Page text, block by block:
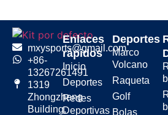
partidos. Perfecta tanto
individuales como para
esta raqueta ofrece una
experiencia de nivel
que elevará tu juego,
a mejorar tu técnica y a
máximo de cada partido.
mxysports@gmail.com
+86-
13267261491
1319
Zhongzheng
Building,
Enlaces
rápidos
Inicio
Deportes
Redes
Deportivas
Deportes
Marco
Volcano
Raqueta
Golf
Bolas